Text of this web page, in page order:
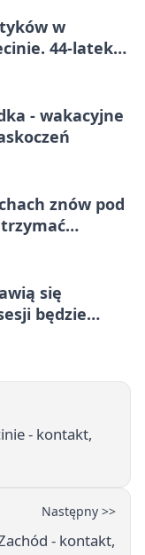
w
44-latek
- wakacyjne
znów pod
się
będzie
- kontakt,
Następny >>
- kontakt,